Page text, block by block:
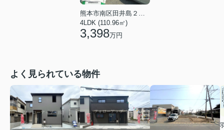
4LDK (110.96㎡)
3,398万円
よく見られている物件